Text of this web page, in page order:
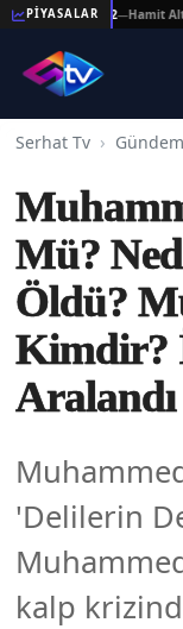
PİYASALAR
44.092,32—Hamit Altın
Serhat Tv Gündem
Mü?
Öldü?
Kimdir?
Aralandı
'Delilerin
kalp